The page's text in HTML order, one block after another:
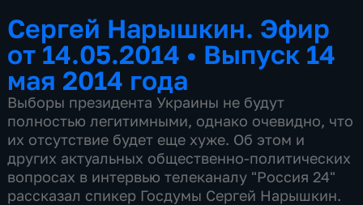
Сергей Нарышкин. Эфир
от 14.05.2014 • Выпуск 14
мая 2014 года
Выборы президента Украины не будут
полностью легитимными, однако очевидно, что
их отсутствие будет еще хуже. Об этом и
других актуальных общественно-политических
вопросах в интервью телеканалу "Россия 24"
рассказал спикер Госдумы Сергей Нарышкин.